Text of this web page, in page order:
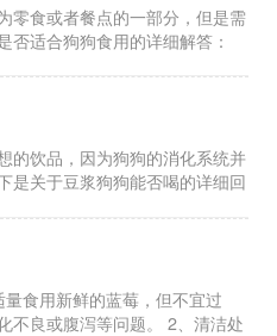
零食或者餐点的一部分，但是需
否适合狗狗食用的详细解答：
的饮品，因为狗狗的消化系统并
是关于豆浆狗狗能否喝的详细回
食用新鲜的蓝莓，但不宜过
不良或腹泻等问题。 2、清洁处